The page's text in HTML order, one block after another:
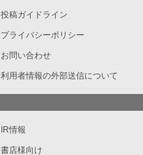
投稿ガイドライン
プライバシーポリシー
お問い合わせ
利用者情報の外部送信について
IR情報
書店様向け